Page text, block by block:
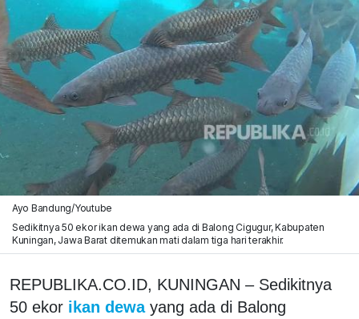
Ayo Bandung/Youtube
Sedikitnya 50 ekor ikan dewa yang ada di Balong Cigugur, Kabupaten
Kuningan, Jawa Barat ditemukan mati dalam tiga hari terakhir.
REPUBLIKA.CO.ID, KUNINGAN – Sedikitnya
50 ekor ikan dewa yang ada di Balong